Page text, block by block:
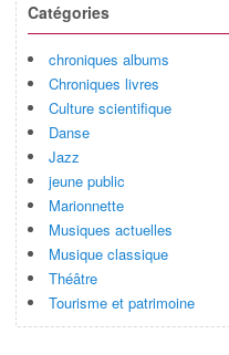
Catégories
chroniques albums
Chroniques livres
Culture scientifique
Danse
Jazz
jeune public
Marionnette
Musiques actuelles
Musique classique
Théâtre
Tourisme et patrimoine